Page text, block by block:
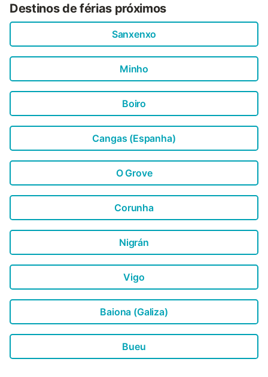
Destinos de férias próximos
Sanxenxo
Minho
Boiro
Cangas (Espanha)
O Grove
Corunha
Nigrán
Vigo
Baiona (Galiza)
Bueu